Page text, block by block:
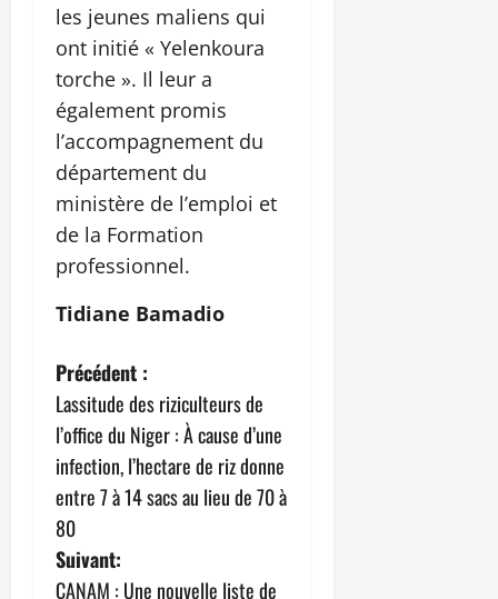
les jeunes maliens qui
ont initié « Yelenkoura
torche ». Il leur a
également promis
l’accompagnement du
département du
ministère de l’emploi et
de la Formation
professionnel.
Tidiane Bamadio
N
a
v
i
g
Précédent :
Lassitude des riziculteurs de
l’office du Niger : À cause d’une
infection, l’hectare de riz donne
entre 7 à 14 sacs au lieu de 70 à
80
Suivant:
CANAM : Une nouvelle liste de